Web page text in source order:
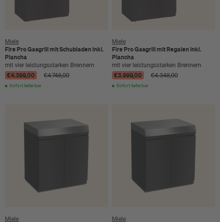
Miele
Fire Pro Gasgrill mit Schubladen inkl.
Plancha
mit vier leistungsstarken Brennern
€4.399,00 €4.748,00
Sofort lieferbar
Miele
Fire Pro Gasgrill mit Regalen inkl.
Plancha
mit vier leistungsstarken Brennern
€3.999,00 €4.348,00
Sofort lieferbar
Miele Miele